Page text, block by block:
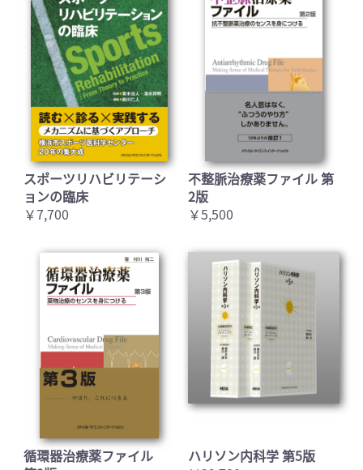
スポーツリハビリテーシ
ョンの臨床
￥7,700
不整脈治療薬ファイル 第
2版
￥5,500
循環器治療薬ファイル
ハリソン内科学 第5版